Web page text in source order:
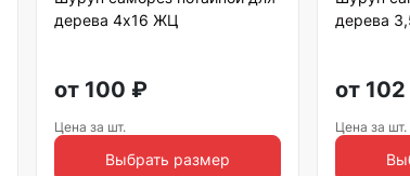
дерева 4х16 ЖЦ
от 100 ₽
Цена за шт.
Выбрать размер
дерева
от 102
Цена за шт.